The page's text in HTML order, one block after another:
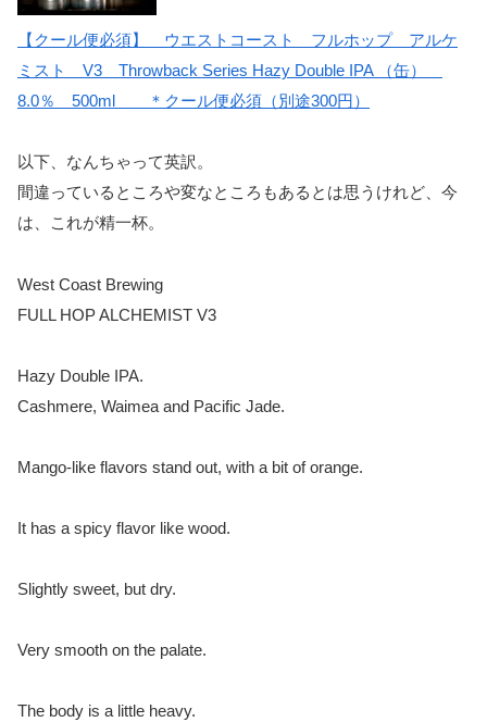
【クール便必須】　ウエストコースト　フルホップ　アルケ
ミスト　V3　Throwback Series Hazy Double IPA （缶）
8.0％　500ml　　＊クール便必須（別途300円）
以下、なんちゃって英訳。
間違っているところや変なところもあるとは思うけれど、今
は、これが精一杯。
West Coast Brewing
FULL HOP ALCHEMIST V3
Hazy Double IPA.
Cashmere, Waimea and Pacific Jade.
Mango-like flavors stand out, with a bit of orange.
It has a spicy flavor like wood.
Slightly sweet, but dry.
Very smooth on the palate.
The body is a little heavy.